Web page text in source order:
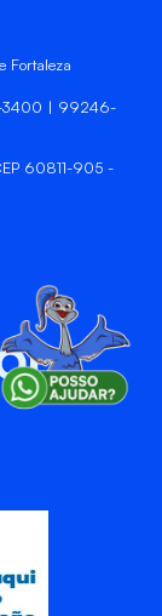
Fortaleza
3400 | 99246-
60811-905 -